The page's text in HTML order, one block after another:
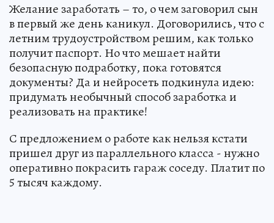
Желание заработать – то, о чем заговорил сын
в первый же день каникул. Договорились, что с
летним трудоустройством решим, как только
получит паспорт. Но что мешает найти
безопасную подработку, пока готовятся
документы? Да и нейросеть подкинула идею:
придумать необычный способ заработка и
реализовать на практике!
С предложением о работе как нельзя кстати
пришел друг из параллельного класса - нужно
оперативно покрасить гараж соседу. Платит по
5 тысяч каждому.